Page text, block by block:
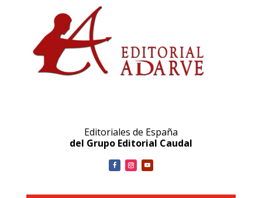
Editoriales de España
del Grupo Editorial Caudal